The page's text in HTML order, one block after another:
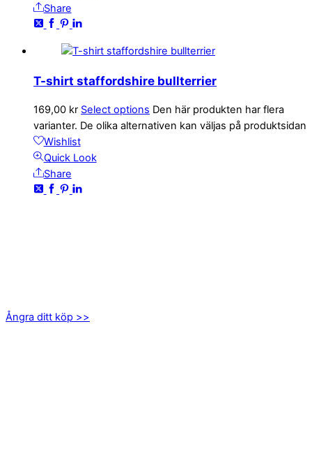
Share
T-shirt staffordshire bullterrier
169,00 kr Select options Den här produkten har flera
varianter. De olika alternativen kan väljas på produktsidan
Wishlist
Quick Look
Share
Ångra ditt köp >>